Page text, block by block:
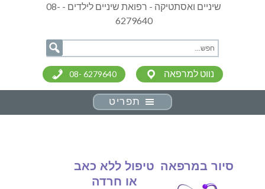
שיניים ואסתטיקה - רפואת שיניים לילדים - 08-
6279640
08- 6279640 נווט למרפאה
תפריט
סיור במרפאה טיפול ללא כאב
או חרדה